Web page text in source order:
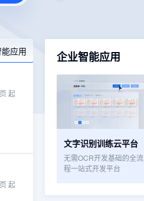
应用
页 起
页 起
企业智能应用
文字识别训练云平台
无需OCR开发基础的全流
程一站式开发平台